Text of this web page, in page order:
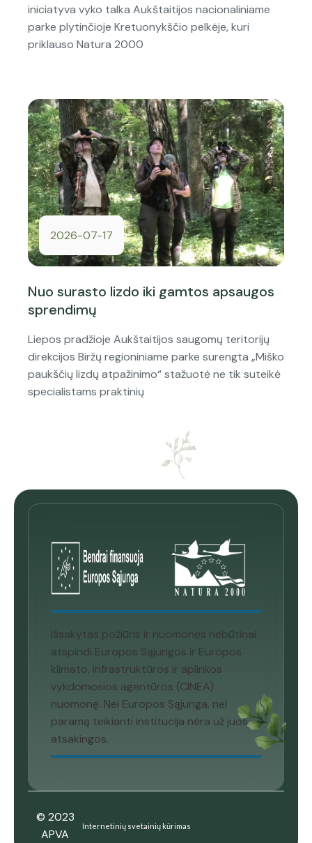
iniciatyva vyko talka Aukštaitijos nacionaliniame
parke plytinčioje Kretuonykščio pelkėje, kuri
priklauso Natura 2000
2026-07-17
Nuo surasto lizdo iki gamtos apsaugos
sprendimų
Liepos pradžioje Aukštaitijos saugomų teritorijų
direkcijos Biržų regioniniame parke surengta „Miško
paukščių lizdų atpažinimo“ stažuotė ne tik suteikė
specialistams praktinių
Išsakytas požiūris ir nuomonės nebūtinai
atspindi Europos Sąjungos ir Europos
klimato, infrastruktūros ir aplinkos
vykdomosios agentūros (CINEA)
nuomonę. Nei Europos Sąjunga, nei
paramą teikianti institucija nėra už juos
atsakingos.
© 2023
APVA
Internetinių svetainių kūrimas